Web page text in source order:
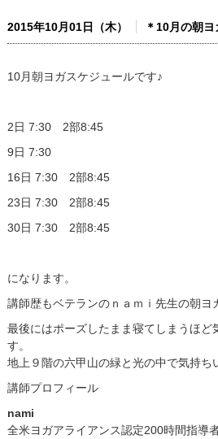
2015年10月01日（木） ＊10月の朝
10月朝ヨガスケジュールです♪
2日 7:30 2部8:45
9日 7:30
16日 7:30 2部8:45
23日 7:30 2部8:45
30日 7:30 2部8:45
になります。
講師歴もベテランのｎａｍｉ先生の朝ヨ
最後にはポーズしたまま寝てしまうほど
す。
地上９階の六甲山の緑と光の中で気持
講師プロフィール
nami
全米ヨガアライアンス認定200時間指導